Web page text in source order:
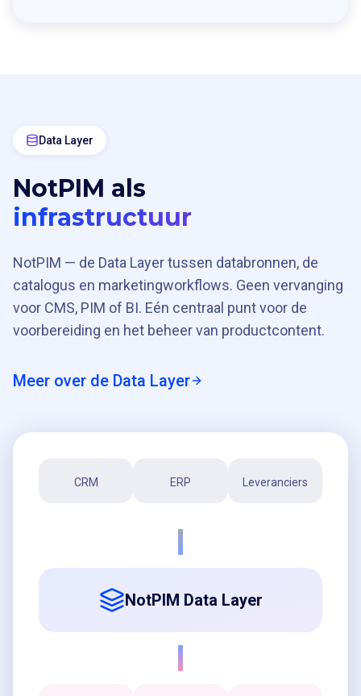
Data Layer
NotPIM als
infrastructuur
NotPIM — de Data Layer tussen databronnen, de
catalogus en marketingworkflows. Geen vervanging
voor CMS, PIM of BI. Eén centraal punt voor de
voorbereiding en het beheer van productcontent.
Meer over de Data Layer
CRM ERP Leveranciers
NotPIM Data Layer